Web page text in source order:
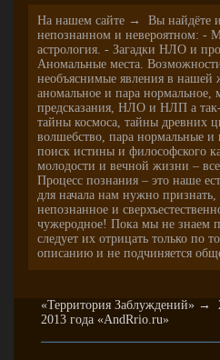
На нашем сайте → Вы найдёте
непознанном и невероятном: -
астрология. - Загадки НЛО и
Аномальные места.
необъяснимые явления в нашей
аномальное и пара нормальное,
предсказания, НЛО и НЛП а
тайны космоса, тайны древних
волшебство, пара нормальные и
поиск истины и философского
молодости и вечной жизни –
Процесс познания – это наше
для начала нам нужно признать,
непознанное и
чужеродное! Пока мы не знаем
следует их отрицать только по
описанию и не подчиняется
«Территория Заблуждений» →
2013 года «AndRrio.ru»